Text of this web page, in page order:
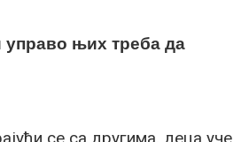
управо њих треба да